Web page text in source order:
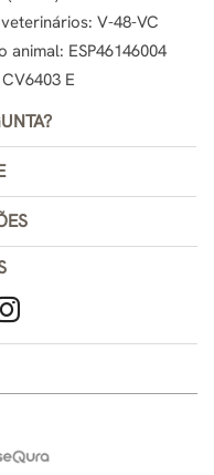
V-48-VC
ESP46146004
E